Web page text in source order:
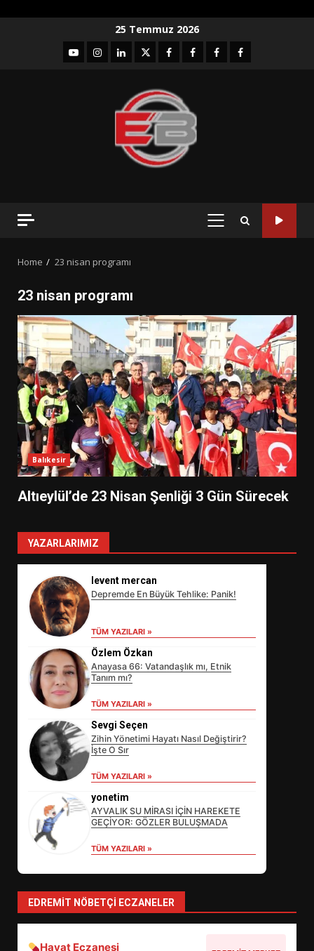
25 Temmuz 2026
YouTubeInstagram
LinkedIntwitterfacebook-Facebook-
Facebook-Facebook-
PRIMARY
Home 23 nisan programı
23 nisan programı
Balıkesir
Altıeylül’de 23 Nisan Şenliği 3 Gün Sürecek
YAZARLARIMIZ
levent mercan
Depremde En Büyük Tehlike: Panik!
TÜM YAZILARI »
Özlem Özkan
Anayasa 66: Vatandaşlık mı, Etnik
Tanım mı?
TÜM YAZILARI »
Sevgi Seçen
Zihin Yönetimi Hayatı Nasıl Değiştirir?
İşte O Sır
TÜM YAZILARI »
yonetim
AYVALIK SU MİRASI İÇİN HAREKETE
GEÇİYOR: GÖZLER BULUŞMADA
TÜM YAZILARI »
EDREMIT NÖBETÇI ECZANELER
Hayat Eczanesi
SÜRDÜRÜLEBİLİRLİKTE NE
DEĞİŞECEK?
4